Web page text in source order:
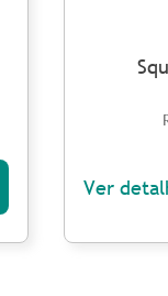
Ver